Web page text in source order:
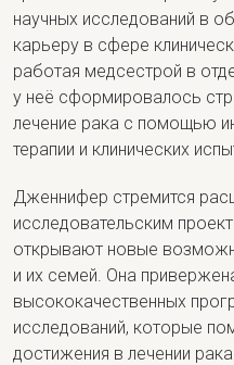
научных исследований в
карьеру в сфере
работая медсестрой в
у неё сформировалось
лечение рака с помощью
терапии и клинических
Дженнифер стремится
исследовательским
открывают новые
и их семей. Она
высококачественных
исследований, которые
достижения в лечении